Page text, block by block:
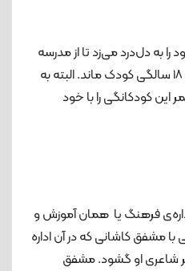
را به دل‌درد می‌زد تا از مدرسه
فرار کند و به گفته‌ی خودش تا ۱۸ سالگی کودک ماند. البته به
این کودکانگی را با خود
فرهنگ یا همان آموزش و
با مشفق کاشانی که در آن اداره
شاعری او گشود. مشفق